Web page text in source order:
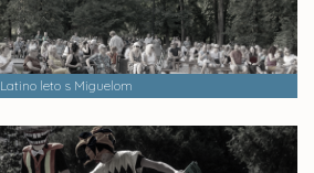
Latino leto s Miguelom